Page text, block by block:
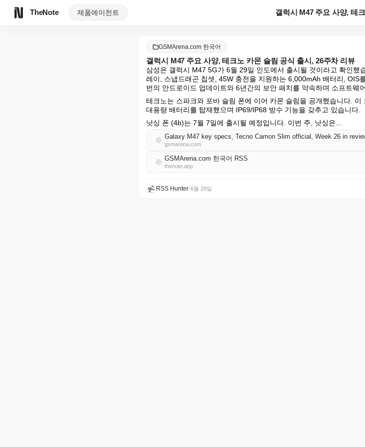
TheNote 제품에이전트
GSMArena.com 한국어
갤럭시 M47 주요 사양, 테크노 카몬 슬림 공식 출시, 26주차 리뷰
삼성은 갤럭시 M47 5G가 6월 29일 인도에서 출시될 것이라고 확인했
레이, 스냅드래곤 칩셋, 45W 충전을 지원하는 6,000mAh 배터리, OIS
번의 안드로이드 업데이트와 6년간의 보안 패치를 약속하며 소프트웨
테크노는 스파크와 포바 슬림 폰에 이어 카몬 슬림을 공개했습니다.
대용량 배터리를 탑재했으며 IP69/IP68 방수 기능을 갖추고 있습니다.
낫싱 폰 (4b)는 7월 7일에 출시될 예정입니다. 이번 주, 낫싱은...
Galaxy M47 key specs, Tecno Camon Slim official, Week 26 in
gsmarena.com
GSMArena.com 한국어 RSS
thenote.app
RSS Hunter•6월 28일